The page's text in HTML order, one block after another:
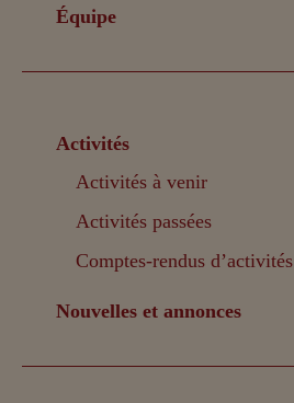
Équipe
Activités
Activités à venir
Activités passées
Comptes-rendus d’activités
Nouvelles et annonces